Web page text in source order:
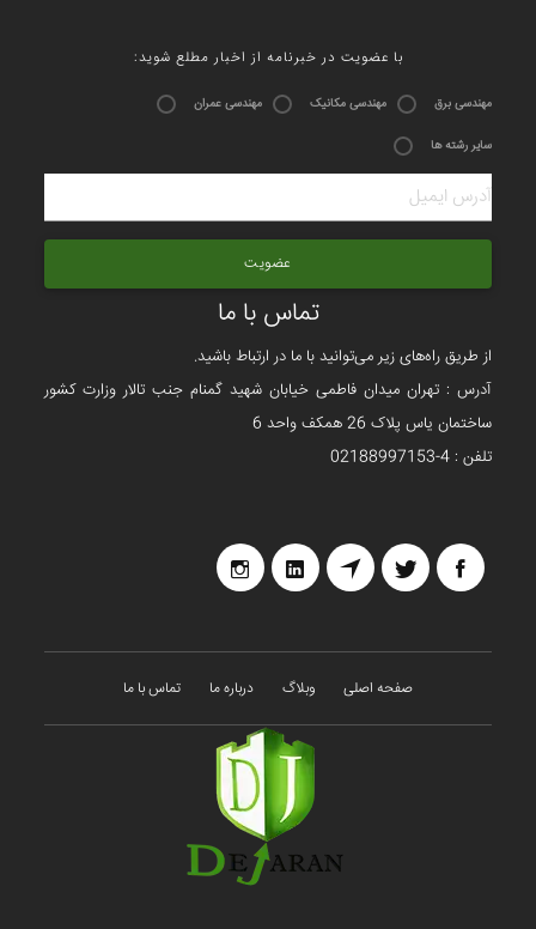
:با عضویت در خبرنامه از اخبار مطلع شوید
مهندسی برق مهندسی مکانیک مهندسی عمران
سایر رشته ها
عضویت
تماس با ما
از طریق راه‌های زیر می‌توانید با ما در ارتباط باشید.
آدرس : تهران میدان فاطمی خیابان شهید گمنام جنب تالار وزارت کشور
ساختمان یاس پلاک 26 همکف واحد 6
تلفن : 4-02188997153
تماس با ما درباره ما وبلاگ صفحه اصلی